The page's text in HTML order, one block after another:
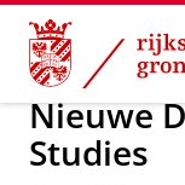
Skip
Content
Skip
Navigation
Over ons Actueel
Nieuwe
Studies